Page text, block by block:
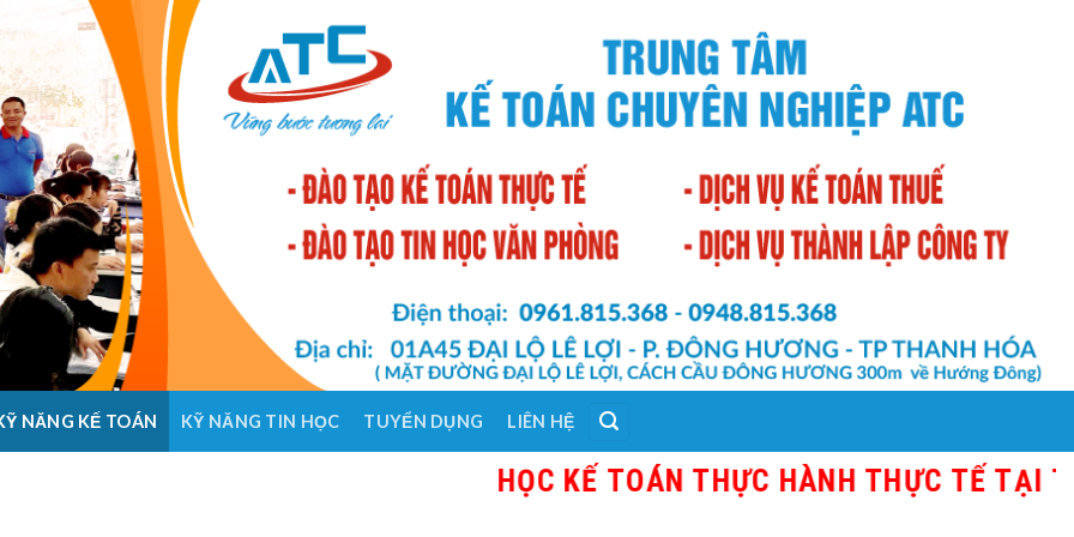
NĂNG KẾ TOÁN KỸ NĂNG TIN HỌC TUYỂN DỤNG LIÊN HỆ
HỌC KẾ TOÁN THỰC HÀNH THỰC TẾ TẠI THANH